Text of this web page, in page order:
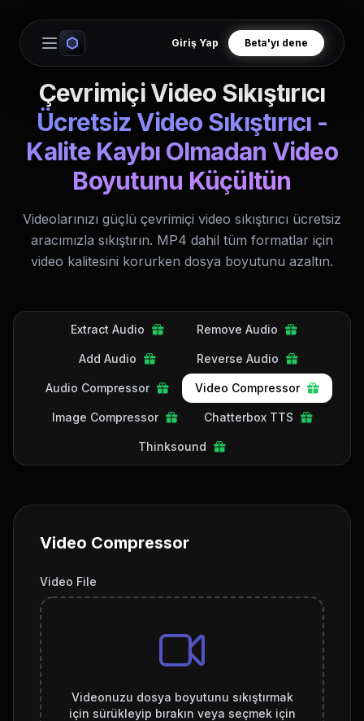
Open main menu
Giriş Yap Beta'yı dene
Çevrimiçi Video Sıkıştırıcı
Ücretsiz Video Sıkıştırıcı -
Kalite Kaybı Olmadan Video
Boyutunu Küçültün
Videolarınızı güçlü çevrimiçi video sıkıştırıcı ücretsiz
aracımızla sıkıştırın. MP4 dahil tüm formatlar için
video kalitesini korurken dosya boyutunu azaltın.
Extract Audio Remove Audio
Add Audio Reverse Audio
Audio Compressor Video Compressor
Image Compressor Chatterbox TTS
Thinksound
Video Compressor
Video File
Videonuzu dosya boyutunu sıkıştırmak
için sürükleyip bırakın veya seçmek için